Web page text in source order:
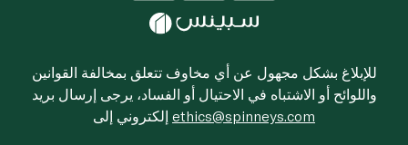
للإبلاغ بشكل مجهول عن أي مخاوف تتعلق بمخالفة القوانين
واللوائح أو الاشتباه في الاحتيال أو الفساد، يرجى إرسال بريد
ethics@spinneys.com